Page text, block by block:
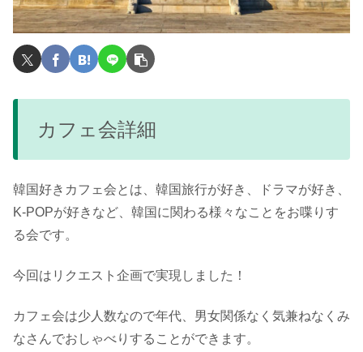
カフェ会詳細
韓国好きカフェ会とは、韓国旅行が好き、ドラマが好き、
K-POPが好きなど、韓国に関わる様々なことをお喋りす
る会です。
今回はリクエスト企画で実現しました！
カフェ会は少人数なので年代、男女関係なく気兼ねなくみ
なさんでおしゃべりすることができます。